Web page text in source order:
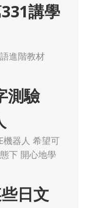
講學
進階教材
測驗
機器人 希望可
下 開心地學
日文